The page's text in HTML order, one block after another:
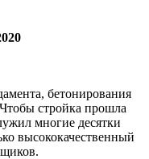
бетонирования
стройка прошла
многие десятки
высококачественный